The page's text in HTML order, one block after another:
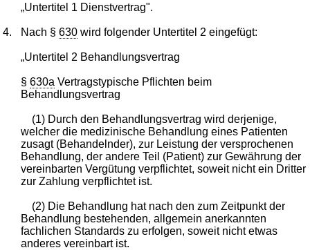
„Untertitel 1 Dienstvertrag".
4. Nach §630 wird folgender Untertitel 2 eingefügt:
„Untertitel 2 Behandlungsvertrag
§630a Vertragstypische Pflichten beim
Behandlungsvertrag
(1) Durch den Behandlungsvertrag wird derjenige,
welcher die medizinische Behandlung eines Patienten
zusagt (Behandelnder), zur Leistung der versprochenen
Behandlung, der andere Teil (Patient) zur Gewährung der
vereinbarten Vergütung verpflichtet, soweit nicht ein Dritter
zur Zahlung verpflichtet ist.
(2) Die Behandlung hat nach den zum Zeitpunkt der
Behandlung bestehenden, allgemein anerkannten
fachlichen Standards zu erfolgen, soweit nicht etwas
anderes vereinbart ist.